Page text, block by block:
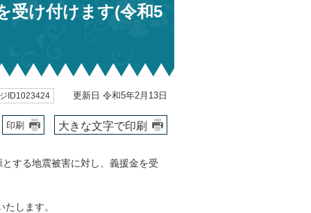
受け付けます(令和5
ID1023424 更新日 令和5年2月13日
印刷 大きな文字で印刷
する地震被害に対し、義援金を受
します。